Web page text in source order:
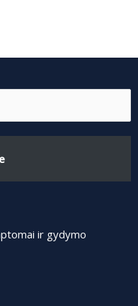
ir gydymo